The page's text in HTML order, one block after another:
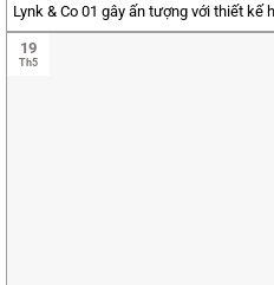
Lynk & Co 01 gây ấn tượng với thiết kế
19
Th5